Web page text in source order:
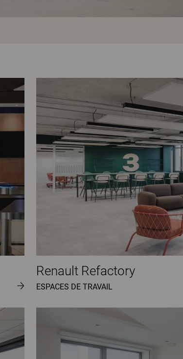
Renault Refactory
ESPACES DE TRAVAIL